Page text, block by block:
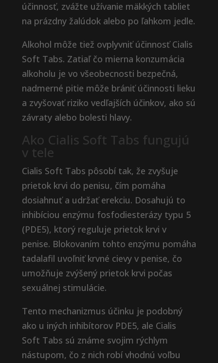
účinnosť, zvážte užívanie mäkkých tabliet
na prázdny žalúdok alebo po ľahkom jedle.
Alkohol môže tiež ovplyvniť účinnosť Cialis
Soft Tabs. Zatiaľ čo mierna konzumácia
alkoholu je vo všeobecnosti bezpečná,
nadmerné pitie môže brániť účinnosti lieku
a zvyšovať riziko vedľajších účinkov, ako sú
závraty alebo bolesti hlavy.
Ako Cialis Soft Tabs fungujú
v tele
Cialis Soft Tabs pôsobí tak, že zvyšuje
prietok krvi do penisu, čím pomáha
dosiahnuť a udržať erekciu. Dosahujú to
inhibíciou enzýmu fosfodiesterázy typu 5
(PDE5), ktorý reguluje prietok krvi v
penise. Blokovaním tohto enzýmu pomáha
tadalafil uvoľniť krvné cievy v penise, čo
umožňuje zvýšený prietok krvi počas
sexuálnej stimulácie.
Tento mechanizmus účinku je podobný
ako u iných inhibítorov PDE5, ale Cialis
Soft Tabs sú známe svojim rýchlym
nástupom, čo z nich robí vhodnú voľbu